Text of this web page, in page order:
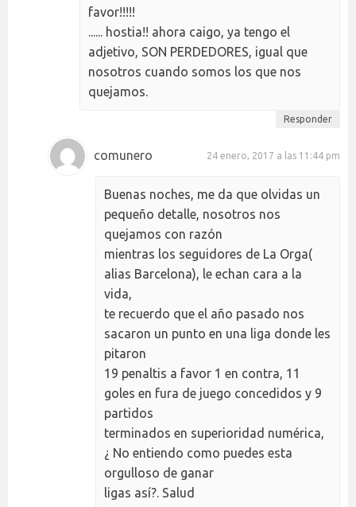
favor!!!!!
...... hostia!! ahora caigo, ya tengo el
adjetivo, SON PERDEDORES, igual que
nosotros cuando somos los que nos
quejamos.
Responder
comunero 24 enero, 2017 a las 11:44 pm
Buenas noches, me da que olvidas un
pequeño detalle, nosotros nos
quejamos con razón
mientras los seguidores de La Orga(
alias Barcelona), le echan cara a la
vida,
te recuerdo que el año pasado nos
sacaron un punto en una liga donde les
pitaron
19 penaltis a favor 1 en contra, 11
goles en fura de juego concedidos y 9
partidos
terminados en superioridad numérica,
¿ No entiendo como puedes esta
orgulloso de ganar
ligas así?. Salud